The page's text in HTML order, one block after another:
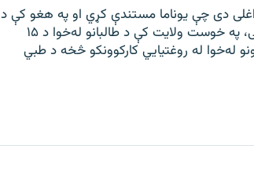
دی چې یوناما مستندې کړي او په هغو کې د
کابل پر یوه زېږنتون برید چې مسؤلیت‌یې تر اوسه چا نه‌دی منلی، په خوست ولایت کې د طالبانو له‌خوا د ۱۵
له‌خوا له روغتیايي کارکوونکو څخه د طبي